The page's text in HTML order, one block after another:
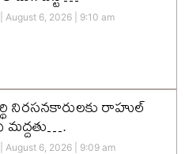
August 6, 2026 9:10 am
నిరసనకారులకు రాహుల్
August 6, 2026 9:09 am